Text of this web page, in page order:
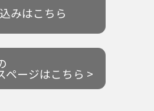
みはこちら
ページはこちら >